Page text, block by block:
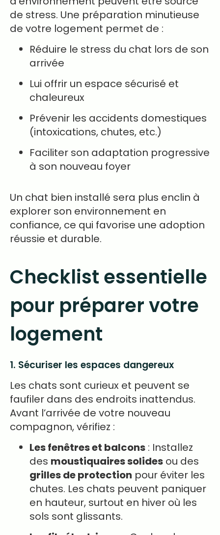
de stress. Une préparation minutieuse
de votre logement permet de :
Réduire le stress du chat lors de son
arrivée
Lui offrir un espace sécurisé et
chaleureux
Prévenir les accidents domestiques
(intoxications, chutes, etc.)
Faciliter son adaptation progressive
à son nouveau foyer
Un chat bien installé sera plus enclin à
explorer son environnement en
confiance, ce qui favorise une adoption
réussie et durable.
Checklist essentielle
pour préparer votre
logement
1. Sécuriser les espaces dangereux
Les chats sont curieux et peuvent se
faufiler dans des endroits inattendus.
Avant l’arrivée de votre nouveau
compagnon, vérifiez :
Les fenêtres et balcons : Installez
des moustiquaires solides ou des
grilles de protection pour éviter les
chutes. Les chats peuvent paniquer
en hauteur, surtout en hiver où les
sols sont glissants.